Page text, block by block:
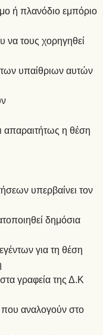
ή πλανόδιο εμπόριο
να τους χορηγηθεί
υπαίθριων αυτών
απαραιτήτως η θέση
υπερβαίνει τον
δημόσια
για τη θέση
γραφεία της Δ.Κ
που αναλογούν στο